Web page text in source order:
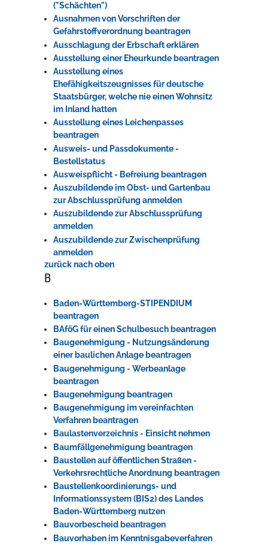
("Schächten")
Ausnahmen von Vorschriften der
Gefahrstoffverordnung beantragen
Ausschlagung der Erbschaft erklären
Ausstellung einer Eheurkunde beantragen
Ausstellung eines
Ehefähigkeitszeugnisses für deutsche
Staatsbürger, welche nie einen Wohnsitz
im Inland hatten
Ausstellung eines Leichenpasses
beantragen
Ausweis- und Passdokumente -
Bestellstatus
Ausweispflicht - Befreiung beantragen
Auszubildende im Obst- und Gartenbau
zur Abschlussprüfung anmelden
Auszubildende zur Abschlussprüfung
anmelden
Auszubildende zur Zwischenprüfung
anmelden
zurück nach oben
B
Baden-Württemberg-STIPENDIUM
beantragen
BAföG für einen Schulbesuch beantragen
Baugenehmigung - Nutzungsänderung
einer baulichen Anlage beantragen
Baugenehmigung - Werbeanlage
beantragen
Baugenehmigung beantragen
Baugenehmigung im vereinfachten
Verfahren beantragen
Baulastenverzeichnis - Einsicht nehmen
Baumfällgenehmigung beantragen
Baustellen auf öffentlichen Straßen -
Verkehrsrechtliche Anordnung beantragen
Baustellenkoordinierungs- und
Informationssystem (BIS2) des Landes
Baden-Württemberg nutzen
Bauvorbescheid beantragen
Bauvorhaben im Kenntnisgabeverfahren